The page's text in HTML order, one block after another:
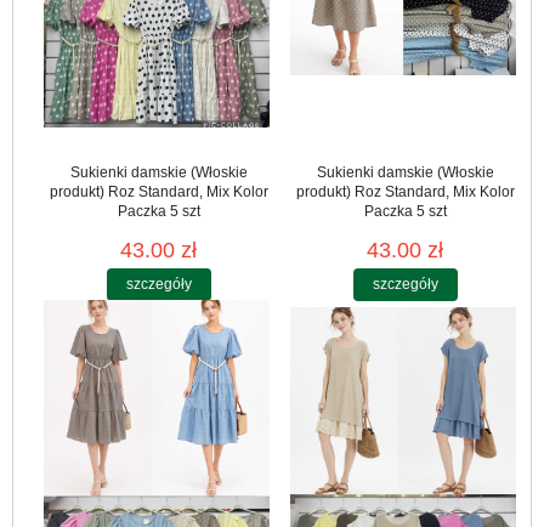
Sukienki damskie (Włoskie
produkt) Roz Standard, Mix Kolor
Paczka 5 szt
43.00 zł
szczegóły
Sukienki damskie (Włoskie
produkt) Roz Standard, Mix Kolor
Paczka 5 szt
43.00 zł
szczegóły